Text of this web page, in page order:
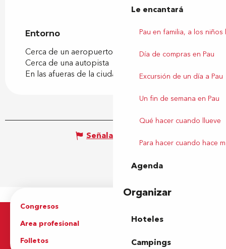
Le encantará
Pau en familia, a los niños
Día de compras en Pau
Excursión de un día a Pau
Un fin de semana en Pau
Qué hacer cuando llueve
Para hacer cuando hace
Agenda
Organizar
Hoteles
Campings
Entorno
Entorno
Cerca de un aeropuerto
Cerca de una autopista
En las afueras de la ciudad
Señalar un error
Congresos
Area profesional
Prensa
Folletos
Oficina de Turismo